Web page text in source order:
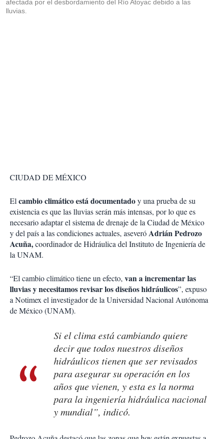
afectada por el desbordamiento del Río Atoyac debido a las
lluvias.
CIUDAD DE MÉXICO
Elcambio climático está documentadoy una prueba de su
existencia es que las lluvias serán más intensas, por lo que es
necesario adaptar el sistema de drenaje de la Ciudad de México
y del país a las condiciones actuales, aseveróAdrián Pedrozo
Acuña,coordinador de Hidráulica del Instituto de Ingeniería de
la UNAM.
“El cambio climático tiene un efecto, van a incrementar las
lluvias y necesitamos revisar los diseños hidráulicos”, expuso
a Notimex el investigador de la Universidad Nacional Autónoma
de México (UNAM).
Si el clima está cambiando quiere
decir que todos nuestros diseños
hidráulicos tienen que ser revisados
para asegurar su operación en los
años que vienen, y esta es la norma
para la ingeniería hidráulica nacional
y mundial”, indicó.